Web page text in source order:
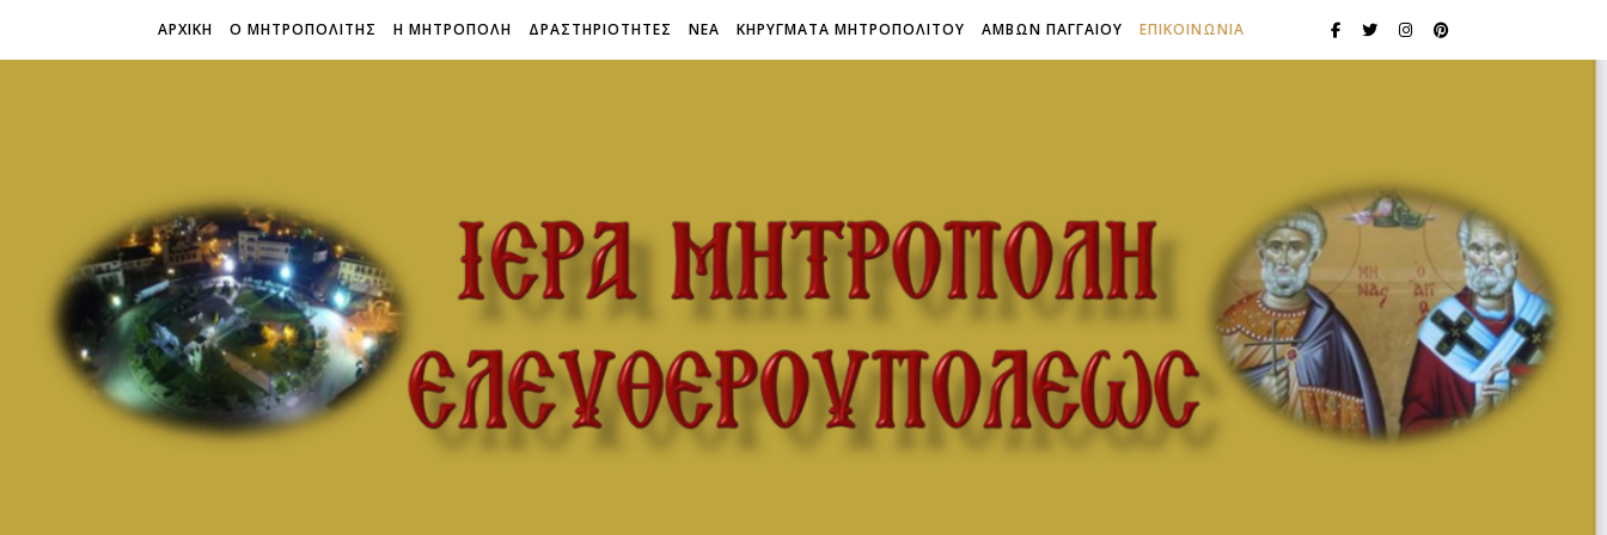
ΑΡΧΙΚΗ Ο ΜΗΤΡΟΠΟΛΙΤΗΣ Η ΜΗΤΡΟΠΟΛΗ ΔΡΑΣΤΗΡΙΟΤΗΤΕΣ ΝΕΑ ΚΗΡΥΓΜΑΤΑ ΜΗΤΡΟΠΟΛΙΤΟΥ ΑΜΒΩΝ ΠΑΓΓΑΙΟΥ ΕΠΙΚΟΙΝΩΝΙΑ